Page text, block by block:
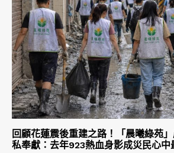
回顧花蓮震後重建之路！「晨曦綠苑
私奉獻：去年923熱血身影成災民心中